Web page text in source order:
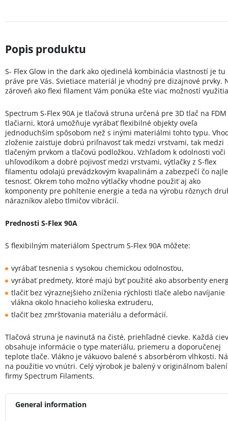
S- Flex Glow in the dark ako ojedinelá kombinácia vlastností je tu
práve pre Vás. Svietiace materiál je vhodný pre dizajnové prvky.
zároveň ako flexi filament Vám ponúka ešte viac možností
Spectrum S-Flex 90A je tlačová struna určená pre 3D tlač na FDM
tlačiarni, ktorá umožňuje vyrábať flexibilné objekty oveľa
jednoduchším spôsobom než s inými materiálmi tohto typu.
zloženie zaisťuje dobrú priľnavosť tak medzi vrstvami, tak medzi
tlačeným prvkom a tlačovú podložkou. Vzhľadom k odolnosti voči
uhľovodíkom a dobré pojivosť medzi vrstvami, výtlačky z S-flex
filamentu odolajú prevádzkovým kvapalinám a zabezpečí čo
tesnosť. Okrem toho možno výtlačky vhodne použiť aj ako
komponenty pre pohltenie energie a teda na výrobu rôznych
nárazníkov alebo tlmičov vibrácií.
Prednosti S-Flex 90A
S flexibilným materiálom Spectrum S-Flex 90A môžete:
vyrábať tesnenia s vysokou chemickou odolnosťou,
vyrábať predmety, ktoré majú byť použité ako absorbenty
tlačiť bez výraznejšieho zníženia rýchlosti tlače alebo navíjanie
vlákna okolo hnacieho kolieska extruderu,
tlačiť bez zmršťovania materiálu a deformácií.
Tlačová struna je navinutá na čisté, priehľadné cievke. Každá
obsahuje informácie o type materiálu, priemeru a doporučenej
teplote tlače. Vlákno je vákuovo balené s absorbérom vlhkosti.
na použitie vo vnútri. Celý výrobok je balený v originálnom balení
firmy Spectrum Filaments.
General information